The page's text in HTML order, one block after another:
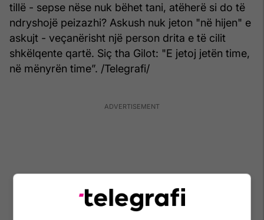
tillë - sepse nëse nuk bëhet tani, atëherë si do të
ndryshojë peizazhi? Askush nuk jeton "në hijen" e
askujt - veçanërisht një person drita e të cilit
shkëlqente qartë. Siç tha Gilot: "E jetoj jetën time,
në mënyrën time”. /Telegrafi/